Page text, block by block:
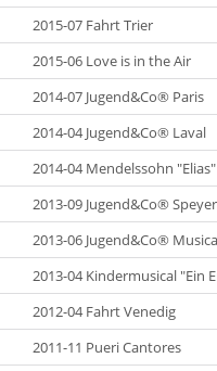
2015-07 Fahrt Trier
2015-06 Love is in the Air
2014-07 Jugend&Co® Paris
2014-04 Jugend&Co® Laval
2014-04 Mendelssohn "Elias"
2013-09 Jugend&Co® Speyer
2013-06 Jugend&Co®
2013-04 Kindermusical "Ein
2012-04 Fahrt Venedig
2011-11 Pueri Cantores